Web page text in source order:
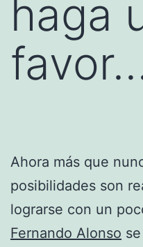
haga
Ahora más que
posibilidades son
lograrse con un
Fernando Alonso